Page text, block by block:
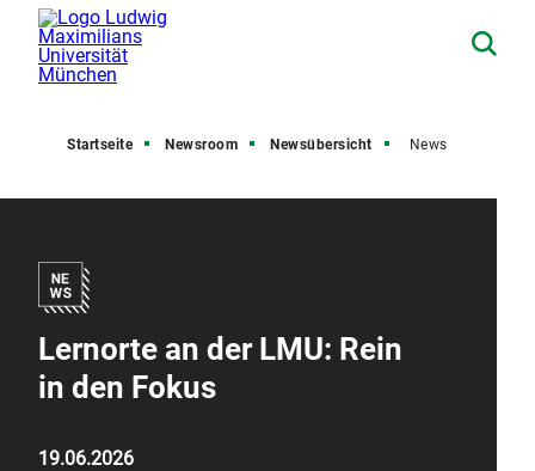
Startseite Newsroom Newsübersicht News
Lernorte an der LMU: Rein
in den Fokus
19.06.2026